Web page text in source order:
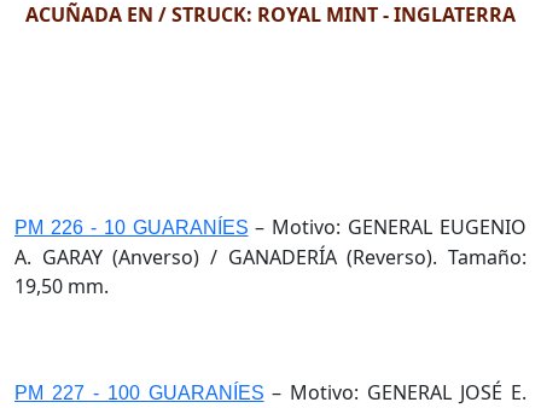
ACUÑADA EN / STRUCK: ROYAL MINT - INGLATERRA
PM 226 - 10 GUARANÍES – Motivo: GENERAL EUGENIO
A. GARAY (Anverso) / GANADERÍA (Reverso). Tamaño:
19,50 mm.
PM 227 - 100 GUARANÍES – Motivo: GENERAL JOSÉ E.